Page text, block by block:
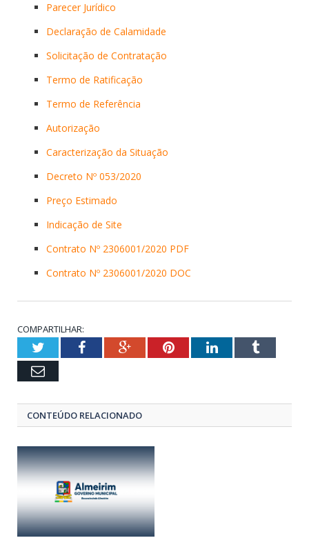
Parecer Jurídico
Declaração de Calamidade
Solicitação de Contratação
Termo de Ratificação
Termo de Referência
Autorização
Caracterização da Situação
Decreto Nº 053/2020
Preço Estimado
Indicação de Site
Contrato Nº 2306001/2020 PDF
Contrato Nº 2306001/2020 DOC
COMPARTILHAR:
TwitterFacebookGoogle+PinterestLinkedInTumblr
Email
CONTEÚDO RELACIONADO